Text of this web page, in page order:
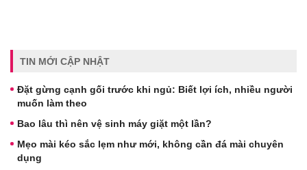
TIN MỚI CẬP NHẬT
Đặt gừng cạnh gối trước khi ngủ: Biết lợi ích, nhiều người
muốn làm theo
Bao lâu thì nên vệ sinh máy giặt một lần?
Mẹo mài kéo sắc lẹm như mới, không cần đá mài chuyên
dụng